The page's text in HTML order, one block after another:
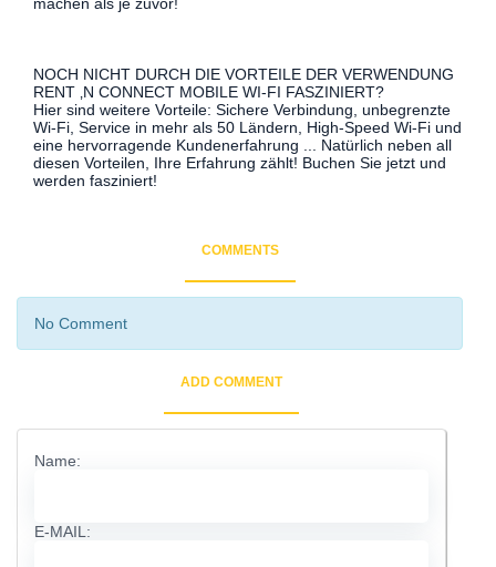
NOCH NICHT DURCH DIE VORTEILE DER VERWENDUNG
RENT ‚N CONNECT MOBILE WI-FI FASZINIERT?
Hier sind weitere Vorteile: Sichere Verbindung, unbegrenzte
Wi-Fi, Service in mehr als 50 Ländern, High-Speed ​​Wi-Fi und
eine hervorragende Kundenerfahrung ... Natürlich neben all
diesen Vorteilen, Ihre Erfahrung zählt! Buchen Sie jetzt und
werden fasziniert!
COMMENTS
No Comment
ADD COMMENT
Name:
E-MAIL: